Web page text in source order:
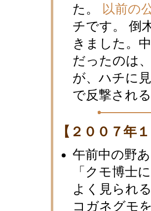
た。 以前の
チです。 倒
きました。
だったのは
が、ハチに
で反撃され
【２００７年
午前中の野
「クモ博士
よく見られ
コガネグモ